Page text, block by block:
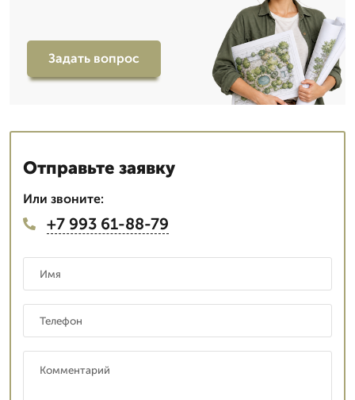
Задать вопрос
Отправьте заявку
Или звоните:
+7 993 61-88-79